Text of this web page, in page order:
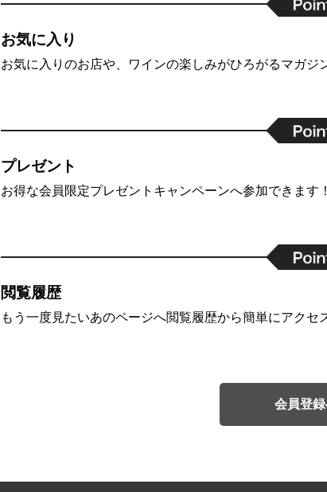
お気に入り
お気に入りのお店や、ワインの楽しみがひろがるマガ
プレゼント
お得な会員限定プレゼントキャンペーンへ参加できます！
閲覧履歴
もう一度見たいあのページへ閲覧履歴から簡単にアクセ
会員登